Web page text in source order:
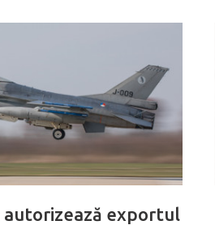
autorizează exportul